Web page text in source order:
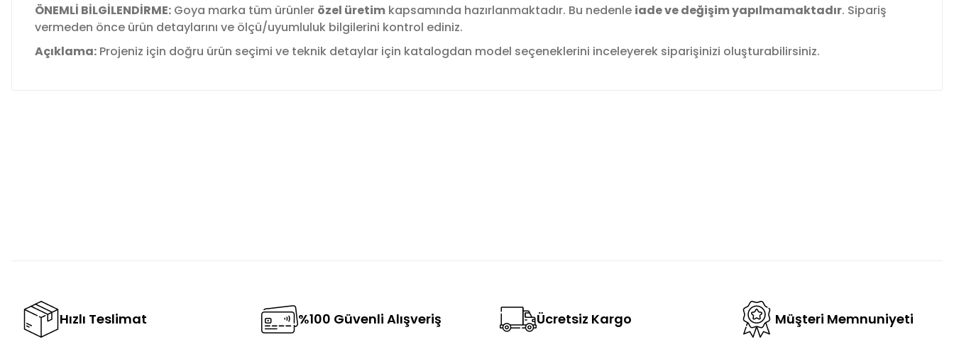
ÖNEMLİ BİLGİLENDİRME: Goya marka tüm ürünler özel üretim kapsamında hazırlanmaktadır. Bu nedenle iade ve değişim yapılmamaktadır. Sipariş
vermeden önce ürün detaylarını ve ölçü/uyumluluk bilgilerini kontrol ediniz.
Açıklama: Projeniz için doğru ürün seçimi ve teknik detaylar için katalogdan model seçeneklerini inceleyerek siparişinizi oluşturabilirsiniz.
Hızlı Teslimat %100 Güvenli Alışveriş Ücretsiz Kargo Müşteri Memnuniyeti